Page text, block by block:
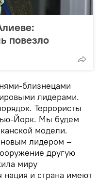
повезло
близнецами
лидерами.
Террористы
Йорк. Мы будем
модели.
новым лидером –
другую
миру
и страна имеют